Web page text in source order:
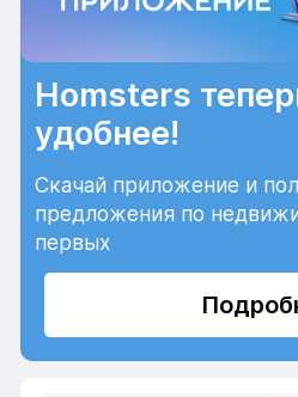
Homsters
удобнее!
Скачай приложение и
предложения по
первых